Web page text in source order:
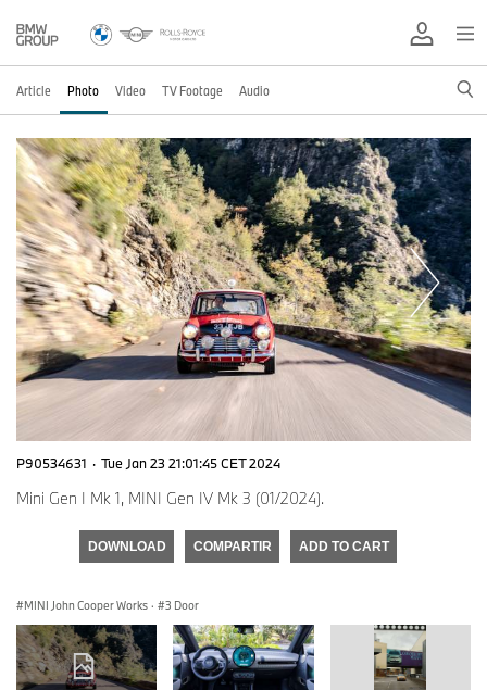
Article Photo Video TV Footage Audio
P90534631 · Tue Jan 23 21:01:45 CET 2024
Mini Gen I Mk 1, MINI Gen IV Mk 3 (01/2024).
DOWNLOAD COMPARTIR ADD TO CART
MINI John Cooper Works · 3 Door